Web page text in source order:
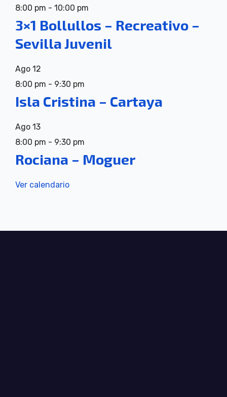
8:00 pm - 10:00 pm
3×1 Bollullos – Recreativo –
Sevilla Juvenil
Ago 12
8:00 pm - 9:30 pm
Isla Cristina – Cartaya
Ago 13
8:00 pm - 9:30 pm
Rociana – Moguer
Ver calendario